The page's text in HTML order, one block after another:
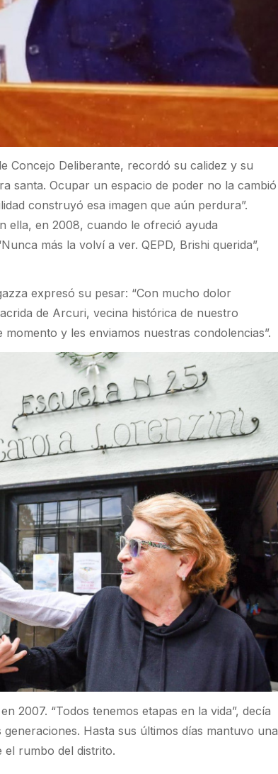
Concejo Deliberante, recordó su calidez y su
santa. Ocupar un espacio de poder no la cambió
construyó esa imagen que aún perdura”.
ella, en 2008, cuando le ofreció ayuda
más la volví a ver. QEPD, Brishi querida”,
expresó su pesar: “Con mucho dolor
de Arcuri, vecina histórica de nuestro
y les enviamos nuestras condolencias”.
2007. “Todos tenemos etapas en la vida”, decía
Hasta sus últimos días mantuvo una
el rumbo del distrito.